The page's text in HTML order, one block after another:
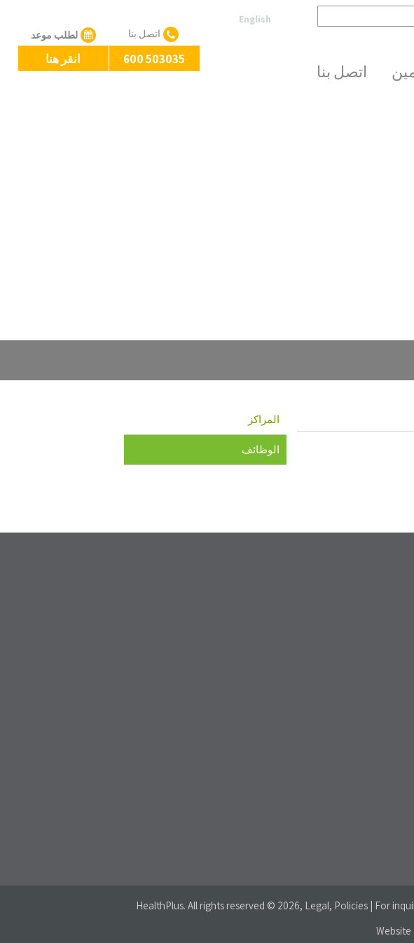
English
اتصل بنا
لطلب موعد
انقر هنا
اتصل بنا
600 503035
المراكز
الوظائف
HealthPlus. All rights reserved © 2026, Legal, Policies | For